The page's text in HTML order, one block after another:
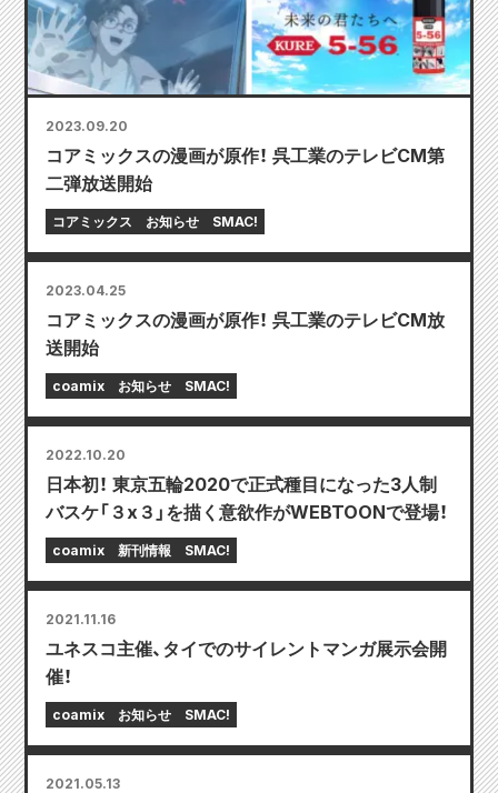
2023.09.20
コアミックスの漫画が原作！ 呉工業のテレビCM第
二弾放送開始
コアミックス お知らせ SMAC!
2023.04.25
コアミックスの漫画が原作！ 呉工業のテレビCM放
送開始
coamix お知らせ SMAC!
2022.10.20
日本初！ 東京五輪2020で正式種目になった3人制
バスケ「３x３」を描く意欲作がWEBTOONで登場！
coamix 新刊情報 SMAC!
2021.11.16
ユネスコ主催、タイでのサイレントマンガ展示会開
催！
coamix お知らせ SMAC!
2021.05.13